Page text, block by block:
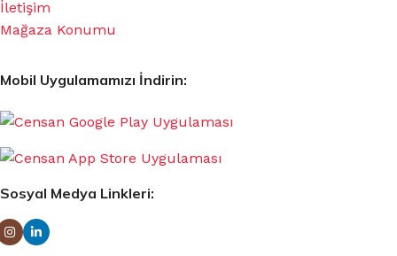
İletişim
Mağaza Konumu
Mobil Uygulamamızı İndirin:
Sosyal Medya Linkleri: